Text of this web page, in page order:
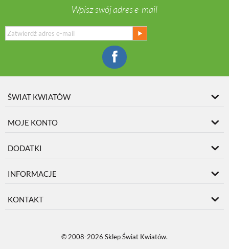
Wpisz swój adres e-mail
ŚWIAT KWIATÓW
MOJE KONTO
DODATKI
INFORMACJE
KONTAKT
© 2008-2026 Sklep Świat Kwiatów.